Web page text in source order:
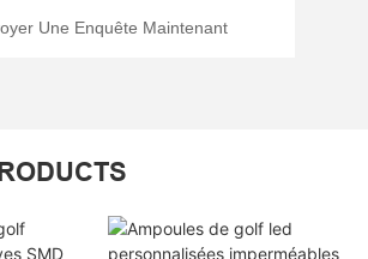
Une Enquête Maintenant